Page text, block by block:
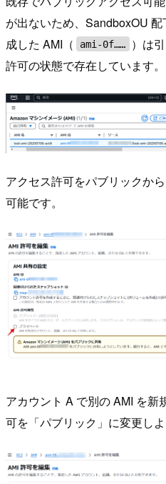
が出ないため、SandboxOU
成した AMI（
ami-0f……
）は
許可の状態で存在しています。
アクセス許可をパブリックか
可能です。
アカウント A で別の AMI を
可を「パブリック」に変更しよ